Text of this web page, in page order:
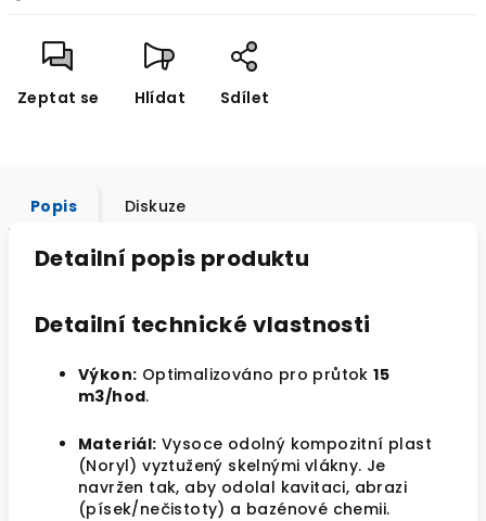
Zeptat se Hlídat Sdílet
Popis Diskuze
Detailní popis produktu
Detailní technické vlastnosti
Výkon: Optimalizováno pro průtok15
m3/hod.
Materiál: Vysoce odolný kompozitní plast
(Noryl) vyztužený skelnými vlákny. Je
navržen tak, aby odolal kavitaci, abrazi
(písek/nečistoty) a bazénové chemii.